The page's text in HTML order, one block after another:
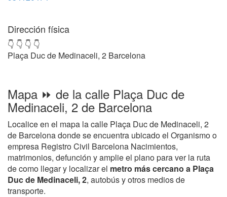
Dirección física
👇 👇 👇 👇
Plaça Duc de Medinaceli, 2 Barcelona
Mapa ⏩ de la calle Plaça Duc de
Medinaceli, 2 de Barcelona
Localice en el mapa la calle Plaça Duc de Medinaceli, 2
de Barcelona donde se encuentra ubicado el Organismo o
empresa Registro Civil Barcelona Nacimientos,
matrimonios, defunción y amplie el plano para ver la ruta
de como llegar y localizar el metro más cercano a Plaça
Duc de Medinaceli, 2, autobús y otros medios de
transporte.